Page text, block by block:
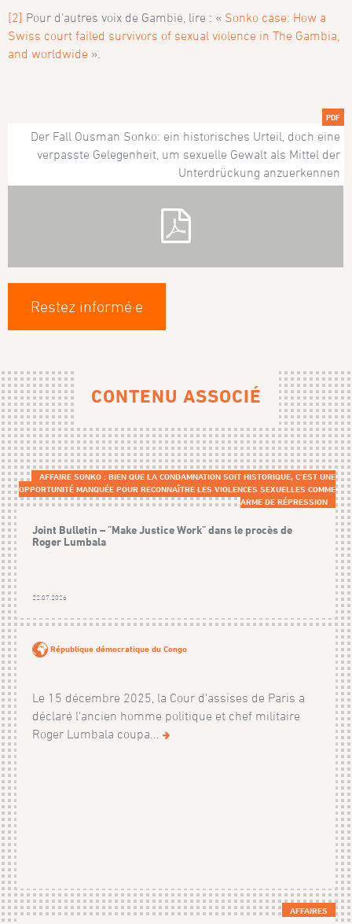
[2] Pour d’autres voix de Gambie, lire : « Sonko case: How a
Swiss court failed survivors of sexual violence in The Gambia,
and worldwide ».
PDF
Der Fall Ousman Sonko: ein historisches Urteil, doch eine
verpasste Gelegenheit, um sexuelle Gewalt als Mittel der
Unterdrückung anzuerkennen
Restez informé·e
CONTENU ASSOCIÉ
AFFAIRE SONKO : BIEN QUE LA CONDAMNATION SOIT HISTORIQUE, C’EST UNE
OPPORTUNITÉ MANQUÉE POUR RECONNAÎTRE LES VIOLENCES SEXUELLES COMME
ARME DE RÉPRESSION
Joint Bulletin – "Make Justice Work" dans le procès de
Roger Lumbala
22.07.2026
République démocratique du Congo
Le 15 décembre 2025, la Cour d'assises de Paris a
déclaré l'ancien homme politique et chef militaire
Roger Lumbala coupa...
AFFAIRES